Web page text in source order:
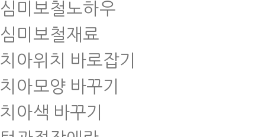
심미보철노하우
심미보철재료
치아위치 바로잡기
치아모양 바꾸기
치아색 바꾸기